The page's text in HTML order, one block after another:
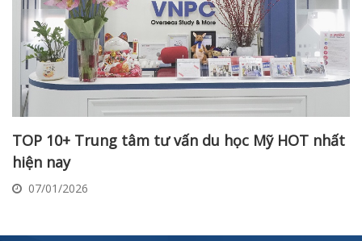
TOP 10+ Trung tâm tư vấn du học Mỹ HOT nhất
hiện nay
07/01/2026